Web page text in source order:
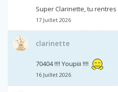
Super Clarinette, tu
17 Juillet 2026
clarinette
70404 !!!! Youpiii !!!!
16 Juillet 2026